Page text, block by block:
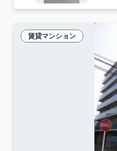
賃貸マンション